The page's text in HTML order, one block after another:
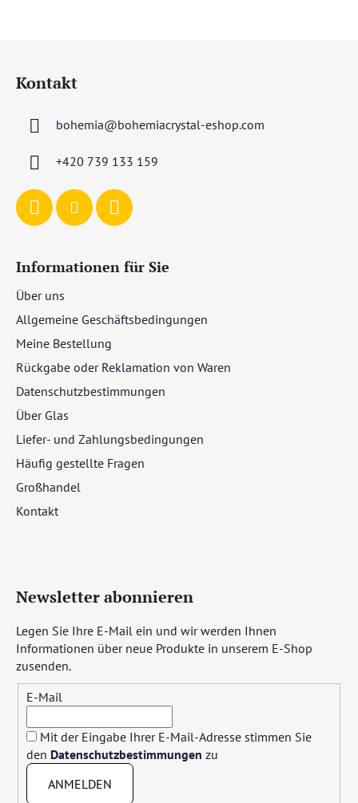
Kontakt
bohemia@bohemiacrystal-eshop.com
+420 739 133 159
Informationen für Sie
Über uns
Allgemeine Geschäftsbedingungen
Meine Bestellung
Rückgabe oder Reklamation von Waren
Datenschutzbestimmungen
Über Glas
Liefer- und Zahlungsbedingungen
Häufig gestellte Fragen
Großhandel
Kontakt
Newsletter abonnieren
Legen Sie Ihre E-Mail ein und wir werden Ihnen
Informationen über neue Produkte in unserem E-Shop
zusenden.
E-Mail
Mit der Eingabe Ihrer E-Mail-Adresse stimmen Sie
den Datenschutzbestimmungen zu
ANMELDEN